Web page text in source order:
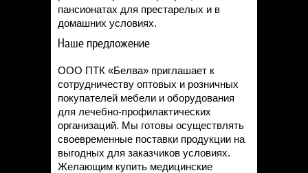
пансионатах для престарелых и в
домашних условиях.
Наше предложение
ООО ПТК «Белва» приглашает к
сотрудничеству оптовых и розничных
покупателей мебели и оборудования
для лечебно-профилактических
организаций. Мы готовы осуществлять
своевременные поставки продукции на
выгодных для заказчиков условиях.
Желающим купить медицинские